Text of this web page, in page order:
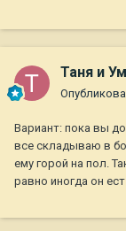
Таня и
Вариант: пока вы
все складываю в
ему горой на пол.
равно иногда он